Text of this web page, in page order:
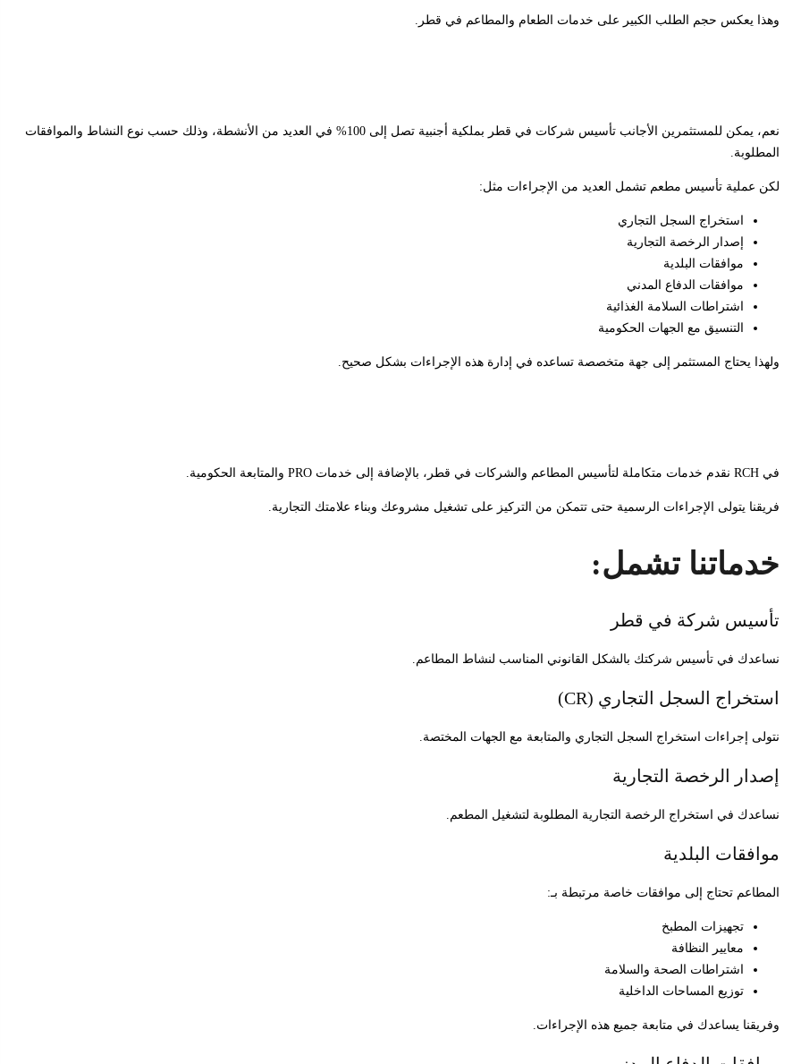
وهذا يعكس حجم الطلب الكبير على خدمات الطعام والمطاعم في قطر.
نعم، يمكن للمستثمرين الأجانب تأسيس شركات في قطر بملكية أجنبية تصل إلى 100% في العديد من الأنشطة، وذلك حسب نوع النشاط والموافقات
المطلوبة.
لكن عملية تأسيس مطعم تشمل العديد من الإجراءات مثل:
استخراج السجل التجاري
إصدار الرخصة التجارية
موافقات البلدية
موافقات الدفاع المدني
اشتراطات السلامة الغذائية
التنسيق مع الجهات الحكومية
ولهذا يحتاج المستثمر إلى جهة متخصصة تساعده في إدارة هذه الإجراءات بشكل صحيح.
في RCH نقدم خدمات متكاملة لتأسيس المطاعم والشركات في قطر، بالإضافة إلى خدمات PRO والمتابعة الحكومية.
فريقنا يتولى الإجراءات الرسمية حتى تتمكن من التركيز على تشغيل مشروعك وبناء علامتك التجارية.
خدماتنا تشمل:
تأسيس شركة في قطر
نساعدك في تأسيس شركتك بالشكل القانوني المناسب لنشاط المطاعم.
استخراج السجل التجاري (CR)
نتولى إجراءات استخراج السجل التجاري والمتابعة مع الجهات المختصة.
إصدار الرخصة التجارية
نساعدك في استخراج الرخصة التجارية المطلوبة لتشغيل المطعم.
موافقات البلدية
المطاعم تحتاج إلى موافقات خاصة مرتبطة بـ:
تجهيزات المطبخ
معايير النظافة
اشتراطات الصحة والسلامة
توزيع المساحات الداخلية
وفريقنا يساعدك في متابعة جميع هذه الإجراءات.